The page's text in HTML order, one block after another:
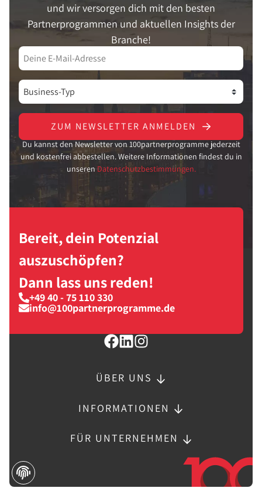
und wir versorgen dich mit den besten
Partnerprogrammen und aktuellen Insights der
Branche!
ZUM NEWSLETTER ANMELDEN
Du kannst den Newsletter von 100partnerprogramme jederzeit
und kostenfrei abbestellen. Weitere Informationen findest du in
unseren Datenschutzbestimmungen.
Bereit, dein Potenzial
auszuschöpfen?
Dann lass uns reden!
+49 40 - 75 110 330
info@100partnerprogramme.de
ÜBER UNS
INFORMATIONEN
FÜR UNTERNEHMEN